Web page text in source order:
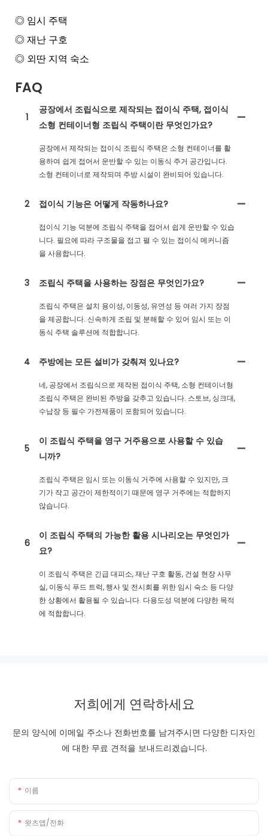
◎ 임시 주택
◎ 재난 구호
◎ 외딴 지역 숙소
FAQ
1
공장에서 조립식으로 제작되는 접이식 주택, 접이식
소형 컨테이너형 조립식 주택이란 무엇인가요?
공장에서 제작되는 접이식 조립식 주택은 소형 컨테이너를 활
용하여 쉽게 접어서 운반할 수 있는 이동식 주거 공간입니다.
소형 컨테이너로 제작되며 주방 시설이 완비되어 있습니다.
2 접이식 기능은 어떻게 작동하나요?
접이식 기능 덕분에 조립식 주택을 접어서 쉽게 운반할 수 있습
니다. 필요에 따라 구조물을 접고 펼 수 있는 접이식 메커니즘
을 사용합니다.
3 조립식 주택을 사용하는 장점은 무엇인가요?
조립식 주택은 설치 용이성, 이동성, 유연성 등 여러 가지 장점
을 제공합니다. 신속하게 조립 및 분해할 수 있어 임시 또는 이
동식 주택 솔루션에 적합합니다.
4 주방에는 모든 설비가 갖춰져 있나요?
네, 공장에서 조립식으로 제작된 접이식 주택, 소형 컨테이너형
조립식 주택은 완비된 주방을 갖추고 있습니다. 스토브, 싱크대,
수납장 등 필수 가전제품이 포함되어 있습니다.
5
이 조립식 주택을 영구 거주용으로 사용할 수 있습
니까?
조립식 주택은 임시 또는 이동식 거주에 사용할 수 있지만, 크
기가 작고 공간이 제한적이기 때문에 영구 거주에는 적합하지
않습니다.
6
이 조립식 주택의 가능한 활용 시나리오는 무엇인가
요?
이 조립식 주택은 긴급 대피소, 재난 구호 활동, 건설 현장 사무
실, 이동식 푸드 트럭, 행사 및 전시회를 위한 임시 숙소 등 다양
한 상황에서 활용될 수 있습니다. 다용도성 덕분에 다양한 목적
에 적합합니다.
저희에게 연락하세요
문의 양식에 이메일 주소나 전화번호를 남겨주시면 다양한 디자인
에 대한 무료 견적을 보내드리겠습니다.
이름
왓츠앱/전화